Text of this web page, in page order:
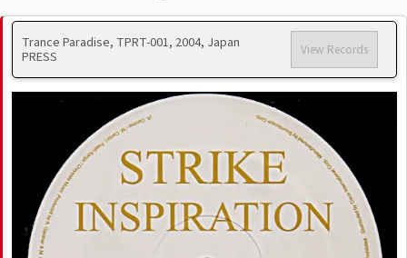
Trance Paradise, TPRT-001, 2004, Japan
PRESS
View Records